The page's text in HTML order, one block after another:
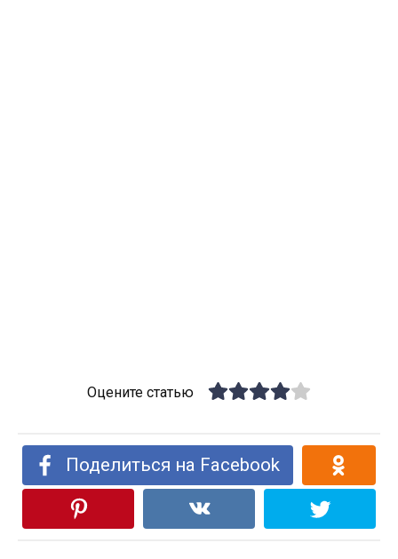
Оцените статью
Поделиться на Facebook